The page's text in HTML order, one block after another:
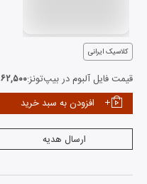
کلاسیک ایرانی
قیمت فایل آلبوم در بیپ‌تونز:۶۲,۵۰۰ ت
افزودن به سبد خرید
ارسال هدیه